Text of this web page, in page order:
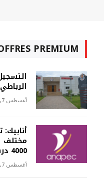
PREMIUM
الرباطي
أغسطس 7, 2026
مختلف
4000 درهم
أغسطس 7, 2026